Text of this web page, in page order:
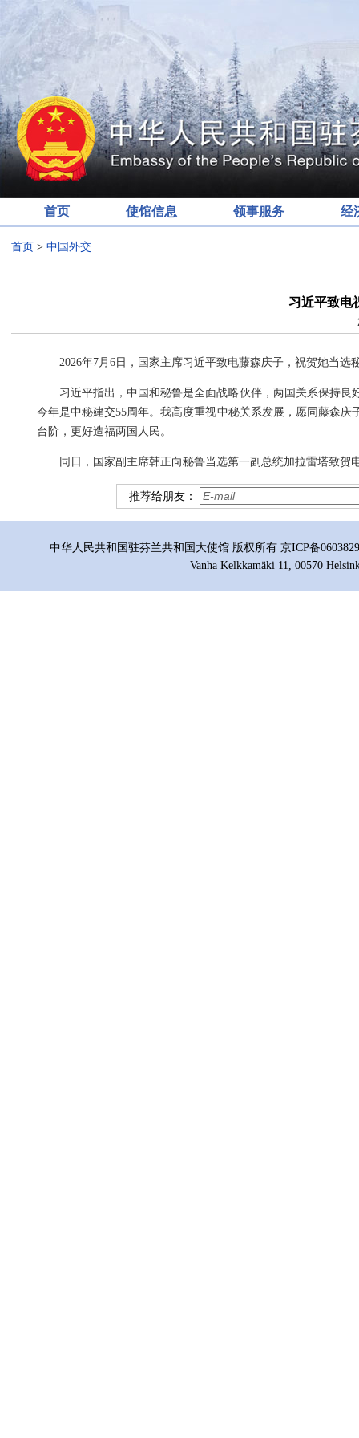
首页 使馆信息 领事服务 经
首页 > 中国外交
习近平致电
2026年7月6日，国家主席习近平致电藤森庆子，祝贺她当选
习近平指出，中国和秘鲁是全面战略伙伴，两国关系保持
今年是中秘建交55周年。我高度重视中秘关系发展，愿同藤森
台阶，更好造福两国人民。
同日，国家副主席韩正向秘鲁当选第一副总统加拉雷塔致贺
推荐给朋友：
中华人民共和国驻芬兰共和国大使馆 版权所有 京ICP备
Vanha Kelkkamäki 11, 00570